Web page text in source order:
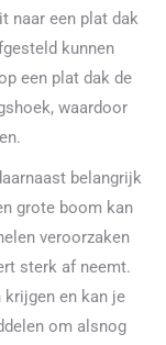
naar een plat dak
kunnen
een plat dak de
waardoor
belangrijk
grote boom kan
veroorzaken
sterk af neemt.
en kan je
om alsnog